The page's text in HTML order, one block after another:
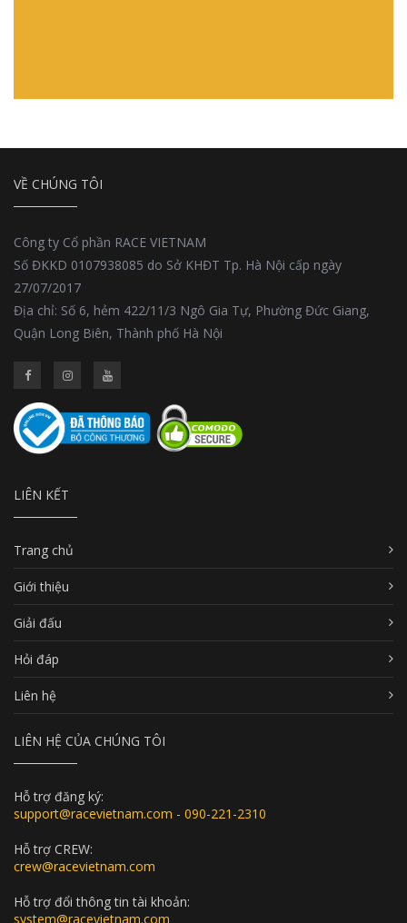
VỀ CHÚNG TÔI
Công ty Cổ phần RACE VIETNAM
Số ĐKKD 0107938085 do Sở KHĐT Tp. Hà Nội cấp ngày
27/07/2017
Địa chỉ: Số 6, hẻm 422/11/3 Ngô Gia Tự, Phường Đức Giang,
Quận Long Biên, Thành phố Hà Nội
LIÊN KẾT
Trang chủ
Giới thiệu
Giải đấu
Hỏi đáp
Liên hệ
LIÊN HỆ CỦA CHÚNG TÔI
Hỗ trợ đăng ký:
support@racevietnam.com - 090-221-2310
Hỗ trợ CREW:
crew@racevietnam.com
Hỗ trợ đổi thông tin tài khoản:
system@racevietnam.com